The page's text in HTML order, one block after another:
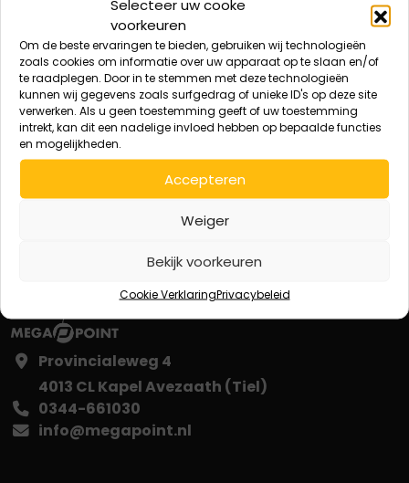
Selecteer uw cooke
voorkeuren
Om de beste ervaringen te bieden, gebruiken wij technologieën
zoals cookies om informatie over uw apparaat op te slaan en/of
te raadplegen. Door in te stemmen met deze technologieën
kunnen wij gegevens zoals surfgedrag of unieke ID's op deze site
verwerken. Als u geen toestemming geeft of uw toestemming
intrekt, kan dit een nadelige invloed hebben op bepaalde functies
en mogelijkheden.
Accepteren
Weiger
Bekijk voorkeuren
Cookie VerklaringPrivacybeleid
Provincialeweg 4
4013 CL Kapel Avezaath (Tiel)
0344-661030
info@megapoint.nl